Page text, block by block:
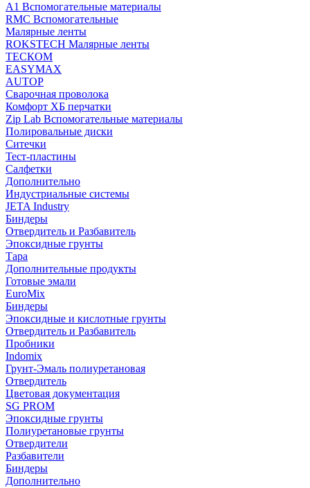
А1 Вспомогательные материалы
RMC Вспомогательные
Малярные ленты
ROKSTECH Малярные ленты
ТЕСКОМ
EASYMAX
AUTOP
Сварочная проволока
Комфорт ХБ перчатки
Zip Lab Вспомогательные материалы
Полировальные диски
Ситечки
Тест-пластины
Салфетки
Дополнительно
Индустриальные системы
JETA Industry
Биндеры
Отвердитель и Разбавитель
Эпоксидные грунты
Тара
Дополнительные продукты
Готовые эмали
EuroMix
Биндеры
Эпоксидные и кислотные грунты
Отвердитель и Разбавитель
Пробники
Indomix
Грунт-Эмаль полиуретановая
Отвердитель
Цветовая документация
SG PROM
Эпоксидные грунты
Полиуретановые грунты
Отвердители
Разбавители
Биндеры
Дополнительно